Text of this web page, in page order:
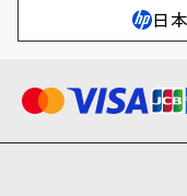
ハイブリッドワーク
プリンター
日